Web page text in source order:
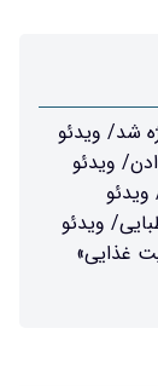
شد/ ویدئو
ویدئو
ویدئو
غذایی»